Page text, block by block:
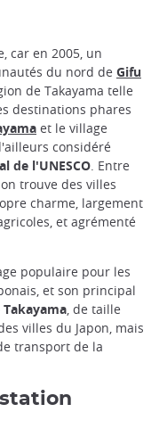
car en 2005, un
du nord de Gifu
de Takayama telle
destinations phares
et le village
considéré
de l'UNESCO. Entre
trouve des villes
charme, largement
et agrémenté
populaire pour les
et son principal
, de taille
villes du Japon, mais
transport de la